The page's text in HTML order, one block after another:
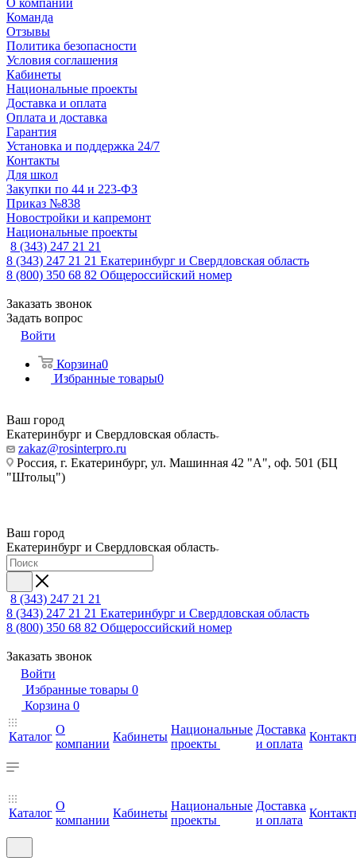
О компании
Команда
Отзывы
Политика безопасности
Условия соглашения
Кабинеты
Национальные проекты
Доставка и оплата
Оплата и доставка
Гарантия
Установка и поддержка 24/7
Контакты
Для школ
Закупки по 44 и 223-ФЗ
Приказ №838
Новостройки и капремонт
Национальные проекты
8 (343) 247 21 21
8 (343) 247 21 21 Екатеринбург и Свердловская область
8 (800) 350 68 82 Общероссийский номер
Заказать звонок
Задать вопрос
Войти
Корзина0
Избранные товары0
Ваш город
Екатеринбург и Свердловская область
zakaz@rosinterpro.ru
Россия, г. Екатеринбург, ул. Машинная 42 "А", оф. 501 (БЦ
"Штольц")
Ваш город
Екатеринбург и Свердловская область
8 (343) 247 21 21
8 (343) 247 21 21 Екатеринбург и Свердловская область
8 (800) 350 68 82 Общероссийский номер
Заказать звонок
Войти
Избранные товары 0
Корзина 0
Каталог
О
компании
Кабинеты
Национальные
проекты
Доставка
и оплата
Каталог
О
компании
Кабинеты
Национальные
проекты
Доставка
и оплата